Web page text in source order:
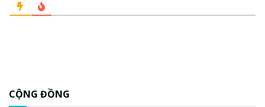
CỘNG ĐỒNG